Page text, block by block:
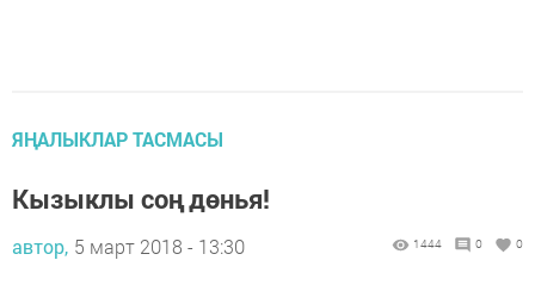
ЯҢАЛЫКЛАР ТАСМАСЫ
Кызыклы соң дөнья!
автор, 5 март 2018 - 13:30 1444 0 0